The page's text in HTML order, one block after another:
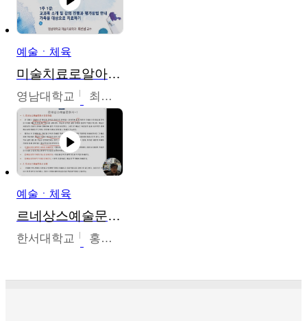
예술ㆍ체육
미술치료로알아가는가족이야기
영남대학교 최선남
예술ㆍ체육
르네상스예술문화사
한서대학교 홍창호